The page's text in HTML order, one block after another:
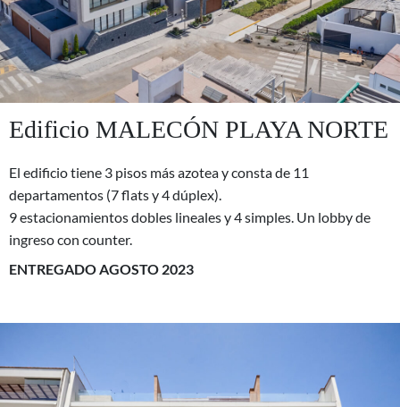
Edificio MALECÓN PLAYA NORTE
El edificio tiene 3 pisos más azotea y consta de 11
departamentos (7 flats y 4 dúplex).
9 estacionamientos dobles lineales y 4 simples. Un lobby de
ingreso con counter.
ENTREGADO AGOSTO 2023